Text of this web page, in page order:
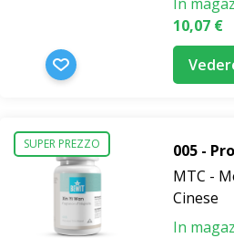
10,07 €
SUPER PREZZO
005 -
MTC -
Cinese
In